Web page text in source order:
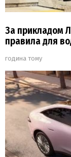
За прикладом
правила для
година тому